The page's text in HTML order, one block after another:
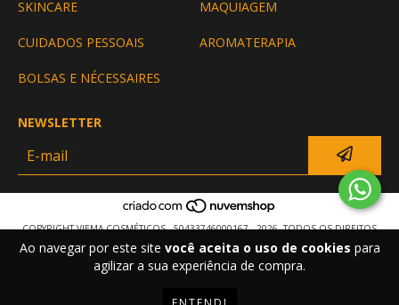
Ao navegar por este site você aceita o uso de cookies para
agilizar a sua experiência de compra.
SKINCARE MAQUIAGEM
CUIDADOS PESSOAIS AROMATERAPIA
BOLSAS E NÉCESSAIRES
NEWSLETTER
COPYRIGHT VIEMA COSMÉTICOS - 50433746000167 - 2026. TODOS OS DIREITOS
RESERVADOS.